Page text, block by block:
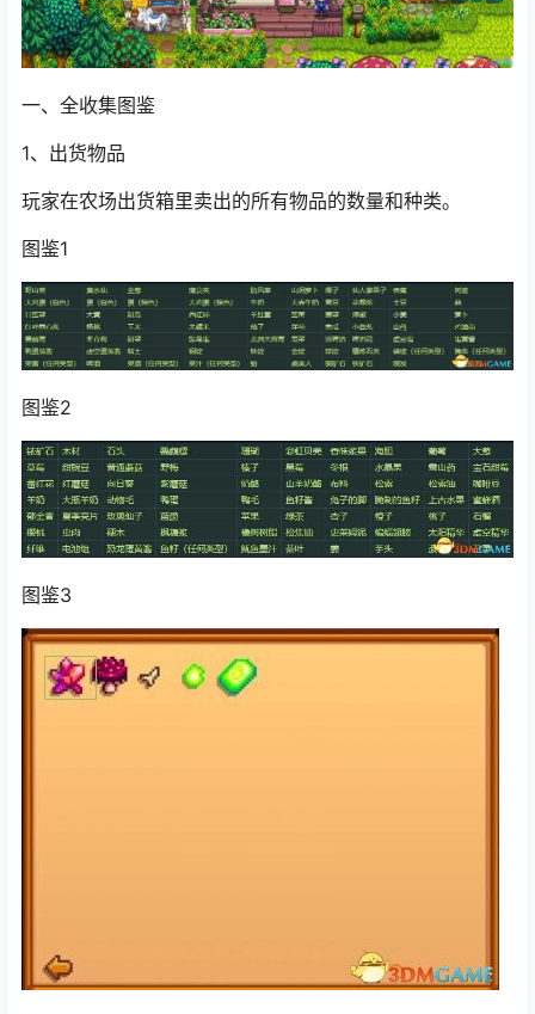
一、全收集图鉴
1、出货物品
玩家在农场出货箱里卖出的所有物品的数量和种类。
图鉴1
图鉴2
图鉴3